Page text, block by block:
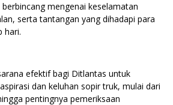
mengenai keselamatan
serta tantangan yang dihadapi para
hari.
efektif bagi Ditlantas untuk
dan keluhan sopir truk, mulai dari
pentingnya pemeriksaan